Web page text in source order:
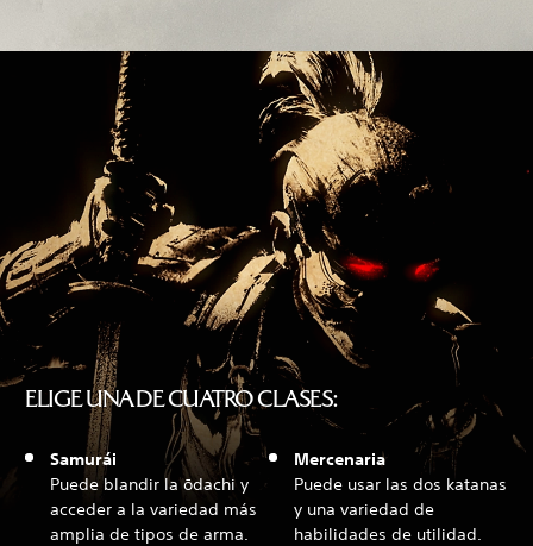
ELIGE UNA DE CUATRO CLASES:
Samurái
Puede blandir la ōdachi y
acceder a la variedad más
amplia de tipos de arma.
Mercenaria
Puede usar las dos katanas
y una variedad de
habilidades de utilidad.